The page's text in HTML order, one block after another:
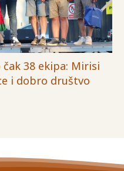
38 ekipa: Mirisi
i dobro društvo